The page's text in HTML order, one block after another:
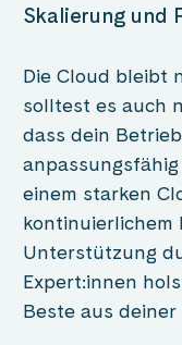
Skalierung und
Die Cloud bleibt
solltest es auch
dass dein
einem starken
Unterstützung
Expert:innen
Beste aus